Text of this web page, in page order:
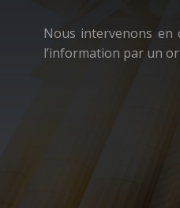
Nous intervenons en
l’information par un